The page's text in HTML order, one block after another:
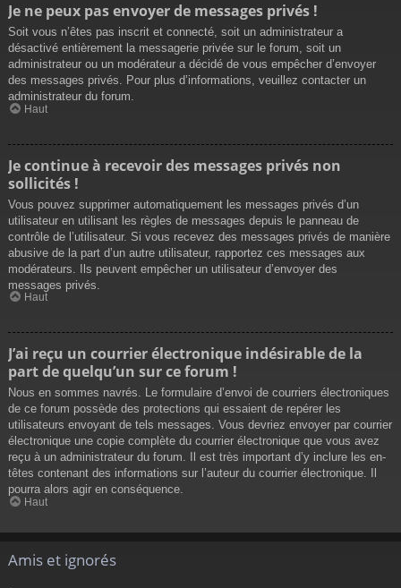
Je ne peux pas envoyer de messages privés !
Soit vous n’êtes pas inscrit et connecté, soit un administrateur a
désactivé entièrement la messagerie privée sur le forum, soit un
administrateur ou un modérateur a décidé de vous empêcher d’envoyer
des messages privés. Pour plus d’informations, veuillez contacter un
administrateur du forum.
Haut
Je continue à recevoir des messages privés non
sollicités !
Vous pouvez supprimer automatiquement les messages privés d’un
utilisateur en utilisant les règles de messages depuis le panneau de
contrôle de l’utilisateur. Si vous recevez des messages privés de manière
abusive de la part d’un autre utilisateur, rapportez ces messages aux
modérateurs. Ils peuvent empêcher un utilisateur d’envoyer des
messages privés.
Haut
J’ai reçu un courrier électronique indésirable de la
part de quelqu’un sur ce forum !
Nous en sommes navrés. Le formulaire d’envoi de courriers électroniques
de ce forum possède des protections qui essaient de repérer les
utilisateurs envoyant de tels messages. Vous devriez envoyer par courrier
électronique une copie complète du courrier électronique que vous avez
reçu à un administrateur du forum. Il est très important d’y inclure les en-
têtes contenant des informations sur l’auteur du courrier électronique. Il
pourra alors agir en conséquence.
Haut
Amis et ignorés